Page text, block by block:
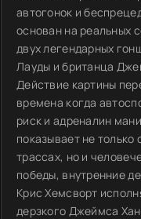
автогонок и
основан на реальных
двух легендарных
Лауды и британца
Действие картины
времена когда
риск и адреналин
показывает не только
трассах, но и
победы, внутренние
Крис Хемсворт
дерзкого Джеймса